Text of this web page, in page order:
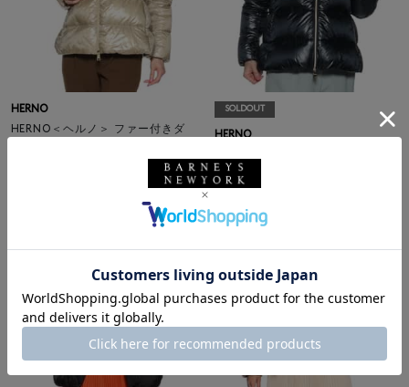
HERNO
HERNO＜ヘルノ＞ ファー付きダ
SOLDOUT
HERNO
ウンジャケット